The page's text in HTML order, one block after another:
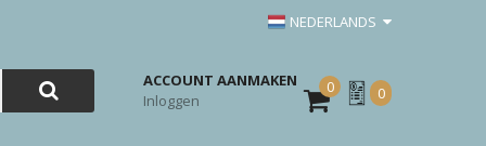
NEDERLANDS
ACCOUNT AANMAKEN
Inloggen
0
Mijn
Offerte
0